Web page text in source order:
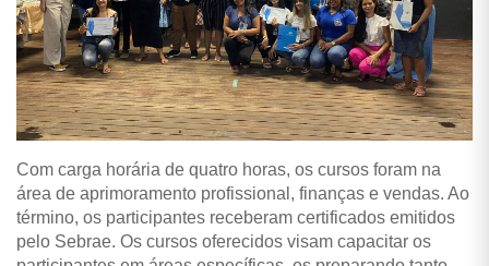
Com carga horária de quatro horas, os cursos foram na
área de aprimoramento profissional, finanças e vendas. Ao
término, os participantes receberam certificados emitidos
pelo Sebrae. Os cursos oferecidos visam capacitar os